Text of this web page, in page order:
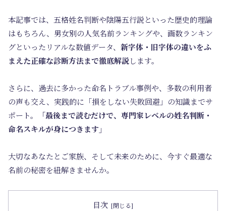
本記事では、五格姓名判断や陰陽五行説といった歴史的理論
はもちろん、男女別の人気名前ランキングや、画数ランキン
グといったリアルな数値データ、 新字体・旧字体の違いをふ
まえた正確な診断方法まで徹底解説します。
さらに、過去に多かった命名トラブル事例や、多数の利用者
の声も交え、実践的に「損をしない失敗回避」の知識までサ
ポート。
「最後まで読むだけで、専門家レベルの姓名判断・
命名スキルが身につきます」
大切なあなたとご家族、そして未来のために、今すぐ最適な
名前の秘密を紐解きませんか。
目次